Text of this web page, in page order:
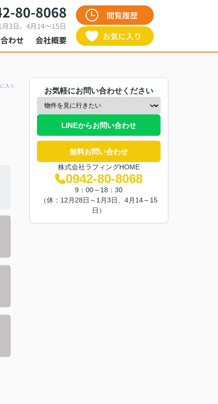
80-8068
3日、4月14～15日
わせ 会社概要
閲覧履歴
お気に入り
入り
お気軽にお問い合わせください
LINEからお問い合わせ
無料お問い合わせ
株式会社ラフィングHOME
0942-80-8068
9：00～18：30
（休：12月28日～1月3日、4月14～15
日）